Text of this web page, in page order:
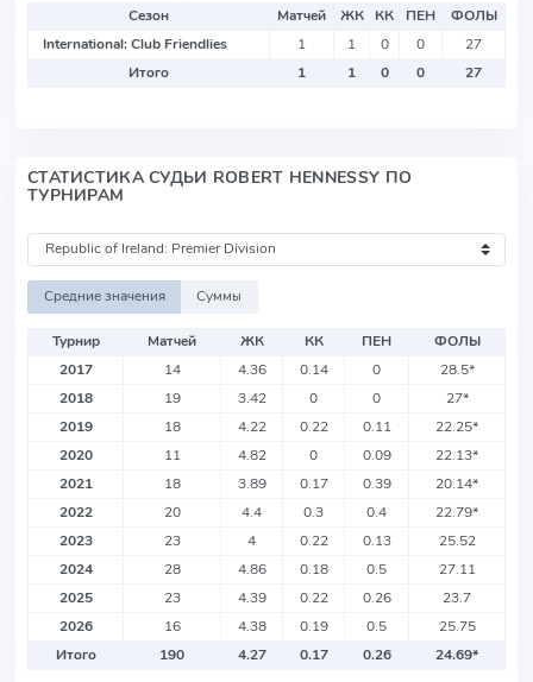
Сезон Матчей ЖК КК ПЕН
ФОЛЫ
International: Club Friendlies
1 1 0 0
27
Итого
1 1 0 0 27
СТАТИСТИКА СУДЬИ ROBERT HENNESSY ПО
ТУРНИРАМ
Средние значения Суммы
Турнир Матчей ЖК КК ПЕН
ФОЛЫ
2017
14 4.36 0.14 0 28.5*
2018
19 3.42 0 0 27*
2019
18 4.22 0.22 0.11 22.25*
2020
11 4.82 0 0.09 22.13*
2021
18 3.89 0.17 0.39 20.14*
2022
20 4.4 0.3 0.4 22.79*
2023
23 4 0.22 0.13
25.52
2024
28 4.86 0.18 0.5
27.11
2025
23 4.39 0.22 0.26
23.7
2026
16 4.38 0.19 0.5
25.75
Итого
190 4.27 0.17 0.26 24.69*